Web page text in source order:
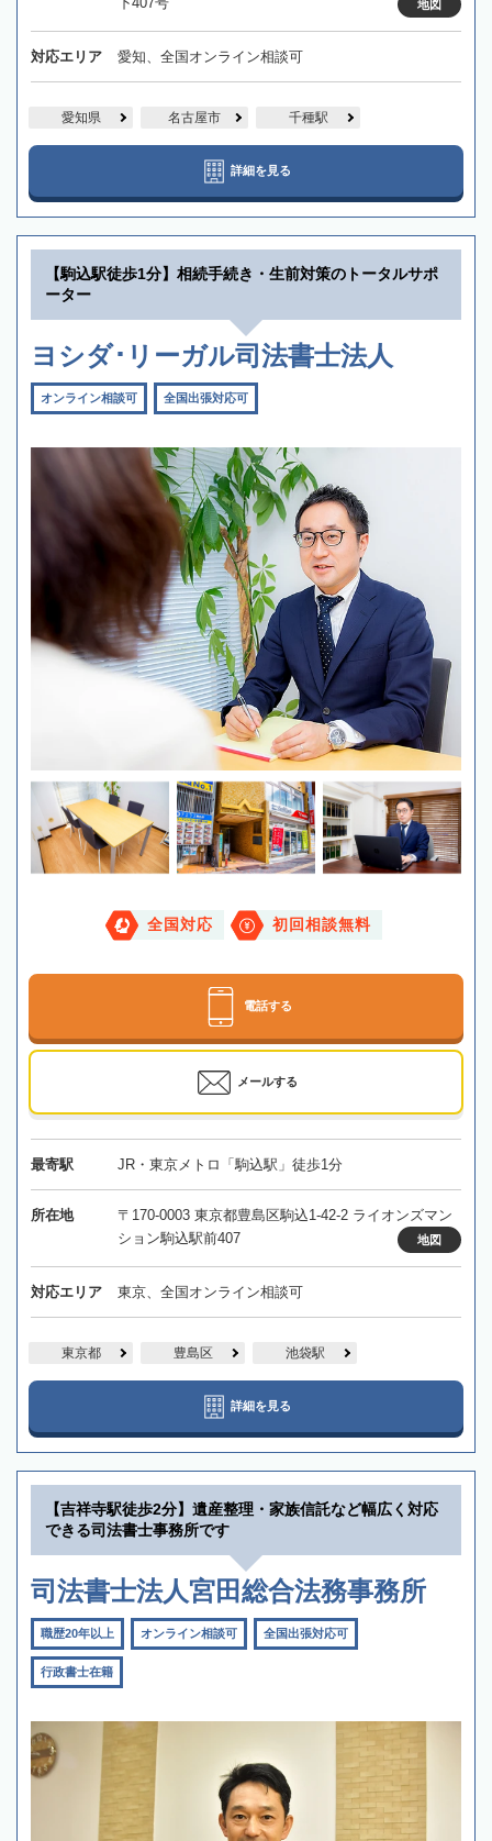
地図
対応エリア 愛知、全国オンライン相談可
愛知県 名古屋市 千種駅
詳細を見る
【駒込駅徒歩1分】相続手続き・生前対策のトータルサポ
ーター
ヨシダ･リーガル司法書士法人
オンライン相談可 全国出張対応可
全国対応 初回相談無料
電話する
メールする
最寄駅 JR・東京メトロ「駒込駅」徒歩1分
所在地
〒170-0003 東京都豊島区駒込1-42-2 ライオンズマン
ション駒込駅前407
地図
対応エリア 東京、全国オンライン相談可
東京都 豊島区 池袋駅
詳細を見る
【吉祥寺駅徒歩2分】遺産整理・家族信託など幅広く対応
できる司法書士事務所です
司法書士法人宮田総合法務事務所
職歴20年以上 オンライン相談可 全国出張対応可
行政書士在籍